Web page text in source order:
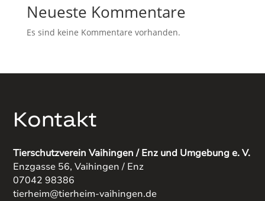
Neueste Kommentare
Es sind keine Kommentare vorhanden.
Kontakt
Tierschutzverein Vaihingen / Enz und Umgebung e. V.
Enzgasse 56, Vaihingen / Enz
07042 98386
tierheim@tierheim-vaihingen.de